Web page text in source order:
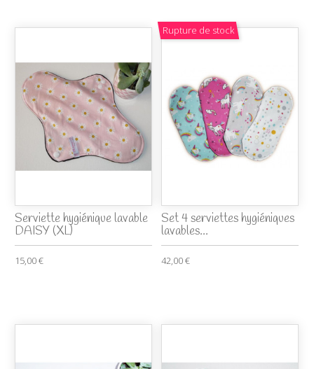
Serviette hygiénique lavable
DAISY (XL)
15,00 €
Rupture de stock
Set 4 serviettes hygiéniques
lavables...
42,00 €